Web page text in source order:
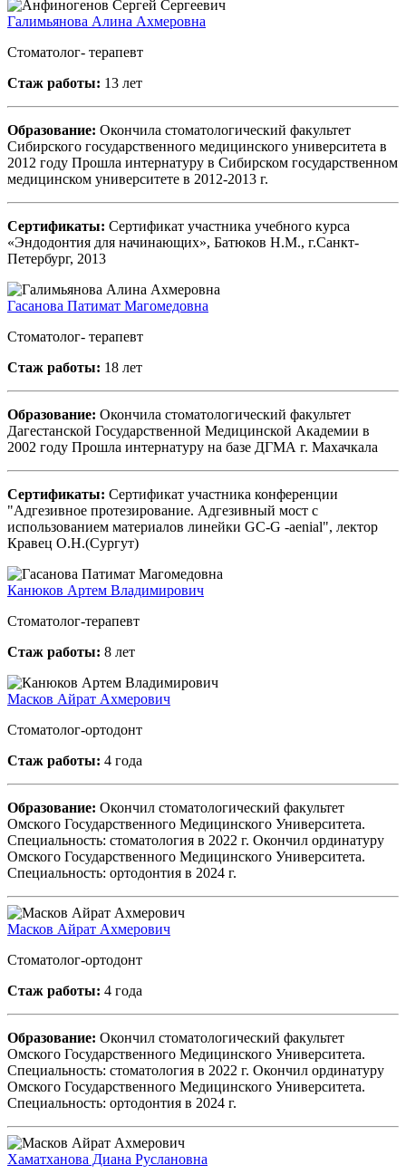
Галимьянова Алина Ахмеровна
Стоматолог- терапевт
Стаж работы: 13 лет
Образование: Окончила стоматологический факультет
Сибирского государственного медицинского университета в
2012 году Прошла интернатуру в Сибирском государственном
медицинском университете в 2012-2013 г.
Сертификаты: Сертификат участника учебного курса
«Эндодонтия для начинающих», Батюков Н.М., г.Санкт-
Петербург, 2013
Гасанова Патимат Магомедовна
Стоматолог- терапевт
Стаж работы: 18 лет
Образование: Окончила стоматологический факультет
Дагестанской Государственной Медицинской Академии в
2002 году Прошла интернатуру на базе ДГМА г. Махачкала
Сертификаты: Сертификат участника конференции
"Адгезивное протезирование. Адгезивный мост с
использованием материалов линейки GC-G -aenial", лектор
Кравец О.Н.(Сургут)
Канюков Артем Владимирович
Стоматолог-терапевт
Стаж работы: 8 лет
Масков Айрат Ахмерович
Стоматолог-ортодонт
Стаж работы: 4 года
Образование: Окончил стоматологический факультет
Омского Государственного Медицинского Университета.
Специальность: стоматология в 2022 г. Окончил ординатуру
Омского Государственного Медицинского Университета.
Специальность: ортодонтия в 2024 г.
Масков Айрат Ахмерович
Стоматолог-ортодонт
Стаж работы: 4 года
Образование: Окончил стоматологический факультет
Омского Государственного Медицинского Университета.
Специальность: стоматология в 2022 г. Окончил ординатуру
Омского Государственного Медицинского Университета.
Специальность: ортодонтия в 2024 г.
Хаматханова Диана Руслановна